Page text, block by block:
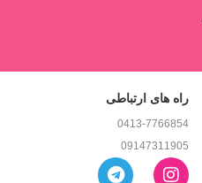
راه های ارتباطی
0413-7766854
09147311905